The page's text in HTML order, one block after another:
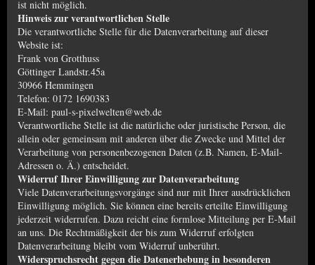
ist nicht möglich.
Hinweis zur verantwortlichen Stelle
Die verantwortliche Stelle für die Datenverarbeitung auf dieser
Website ist:
Frank von Grotthuss
Göttinger Landstr.45a
30966 Hemmingen
Telefon: 0172 1690383
E-Mail: paul-s-pixelwelten@web.de
Verantwortliche Stelle ist die natürliche oder juristische Person, die
allein oder gemeinsam mit anderen über die Zwecke und Mittel der
Verarbeitung von personenbezogenen Daten (z.B. Namen, E-Mail-
Adressen o. Ä.) entscheidet.
Widerruf Ihrer Einwilligung zur Datenverarbeitung
Viele Datenverarbeitungsvorgänge sind nur mit Ihrer ausdrücklichen
Einwilligung möglich. Sie können eine bereits erteilte Einwilligung
jederzeit widerrufen. Dazu reicht eine formlose Mitteilung per E-Mail
an uns. Die Rechtmäßigkeit der bis zum Widerruf erfolgten
Datenverarbeitung bleibt vom Widerruf unberührt.
Widerspruchsrecht gegen die Datenerhebung in besonderen